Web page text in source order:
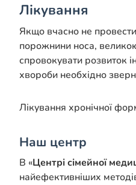
Лікування
Якщо вчасно не
порожнини носа,
спровокувати розвиток
хвороби необхідно
Лікування хронічної
Наш центр
В «Центрі сімейної
найефективніших